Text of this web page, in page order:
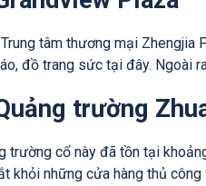
tâm thương mại Zhengjia
đồ trang sức tại đây. Ngoài
trường
trường cổ này đã tồn tại
khỏi những cửa hàng thủ